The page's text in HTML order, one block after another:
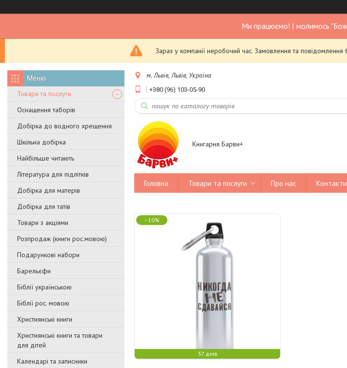
Ми працюємо! І молимось
Зараз у компанії неробочий час. Замовлення та
Товари та послуги
Оснащення таборів
Добірка до водного хрещення
Шкільна добірка
Найбільше читають
Література для підлітків
Добірка для матерів
Добірка для татів
Товари з акціями
Розпродаж (книги рос.мовою)
Подарункові набори
Барельєфи
Біблії українською
Біблії рос. мовою
Християнські книги
Християнські книги та товари
для дітей
Календарі та записники
м. Львів, Львів, Україна
+380 (96) 103-05-90
Книгарня Барви+
Головна Товари та послуги Про нас Контакти
–10%
37 днів